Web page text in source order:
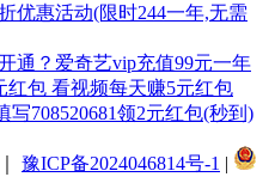
优惠活动(限时244一年,无需
通？爱奇艺vip充值99元一年
红包 看视频每天赚5元红包
708520681领2元红包(秒到)
豫ICP备2024046814号-1 |